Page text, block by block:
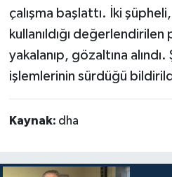
çalışma başlattı. İki
kullanıldığı
yakalanıp, gözaltına
işlemlerinin sürdüğü
Kaynak: dha